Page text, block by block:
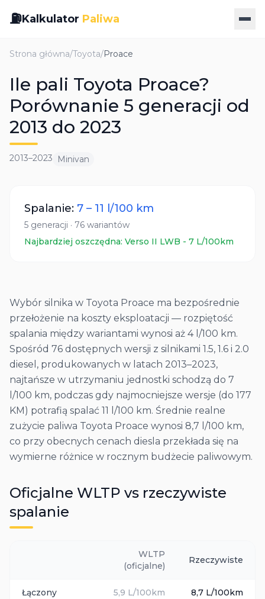
⛽Kalkulator Paliwa
Strona główna/Toyota/Proace
Ile pali Toyota Proace?
Porównanie 5 generacji od
2013 do 2023
2013–2023 Minivan
Spalanie: 7 – 11 l/100 km
5 generacji · 76 wariantów
Najbardziej oszczędna: Verso II LWB - 7 L/100km
Wybór silnika w Toyota Proace ma bezpośrednie
przełożenie na koszty eksploatacji — rozpiętość
spalania między wariantami wynosi aż 4 l/100 km.
Spośród 76 dostępnych wersji z silnikami 1.5, 1.6 i 2.0
diesel, produkowanych w latach 2013–2023,
najtańsze w utrzymaniu jednostki schodzą do 7
l/100 km, podczas gdy najmocniejsze wersje (do 177
KM) potrafią spalać 11 l/100 km. Średnie realne
zużycie paliwa Toyota Proace wynosi 8,7 l/100 km,
co przy obecnych cenach diesla przekłada się na
wymierne różnice w rocznym budżecie paliwowym.
Oficjalne WLTP vs rzeczywiste
spalanie
WLTP
(oficjalne)
Rzeczywiste
Łączony 5,9 L/100km 8,7 L/100km